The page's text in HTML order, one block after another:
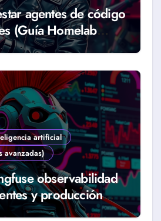
agentes de código
(Guía Homelab
artificial
avanzadas)
observabilidad
y producción